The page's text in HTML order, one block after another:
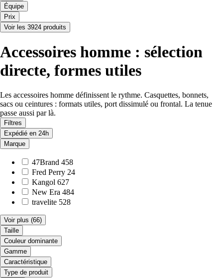
Équipe
Prix
Voir les 3924 produits
Accessoires homme : sélection
directe, formes utiles
Les accessoires homme définissent le rythme. Casquettes, bonnets,
sacs ou ceintures : formats utiles, port dissimulé ou frontal. La tenue
passe aussi par là.
Filtres
Expédié en 24h
Marque
47Brand 458
Fred Perry 24
Kangol 627
New Era 484
travelite 528
Voir plus (66)
Taille
Couleur dominante
Gamme
Caractéristique
Type de produit